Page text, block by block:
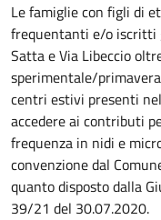
Le famiglie con figli di
frequentanti e/o iscritti
Satta e Via Libeccio
sperimentale/
centri estivi presenti
accedere ai contributi
frequenza in nidi e
convenzione dal
quanto disposto dalla
39/21 del 30.07.2020.